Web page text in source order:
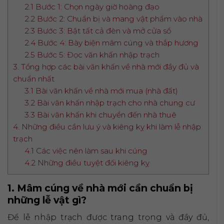
2.1 Bước 1: Chọn ngày giờ hoàng đạo
2.2 Bước 2: Chuẩn bị và mang vật phẩm vào nhà
2.3 Bước 3: Bật tất cả đèn và mở cửa sổ
2.4 Bước 4: Bày biện mâm cúng và thắp hương
2.5 Bước 5: Đọc văn khấn nhập trạch
3. Tổng hợp các bài văn khấn về nhà mới đầy đủ và
chuẩn nhất
3.1 Bài văn khấn về nhà mới mua (nhà đất)
3.2 Bài văn khấn nhập trạch cho nhà chung cư
3.3 Bài văn khấn khi chuyển đến nhà thuê
4. Những điều cần lưu ý và kiêng kỵ khi làm lễ nhập
trạch
4.1 Các việc nên làm sau khi cúng
4.2 Những điều tuyệt đối kiêng kỵ
1. Mâm cúng về nhà mới cần chuẩn bị
những lễ vật gì?
Để lễ nhập trạch được trang trọng và đầy đủ,